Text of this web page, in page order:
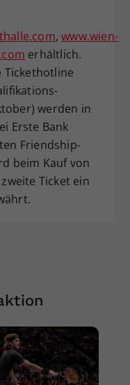
,www.wien-
erhältlich.
Tickethotline
werden in
Erste Bank
Friendship-
beim Kauf von
Ticket ein